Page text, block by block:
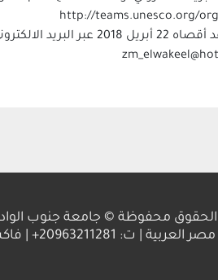
:
محفوظة © جامعة جنوب الوادى